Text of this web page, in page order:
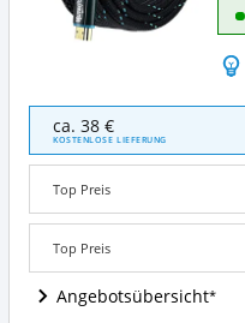
MutecPower
Ultra
High
Speed
Meter
Hdmi
2.1V
Kabel
48Gbps
ca. 38 €
KOSTENLOSE LIEFERUNG
Top Preis
Top Preis
Angebotsübersicht